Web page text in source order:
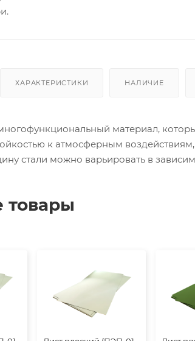
ХАРАКТЕРИСТИКИ НАЛИЧИЕ
материал,
к атмосферным
стали можно варьировать в